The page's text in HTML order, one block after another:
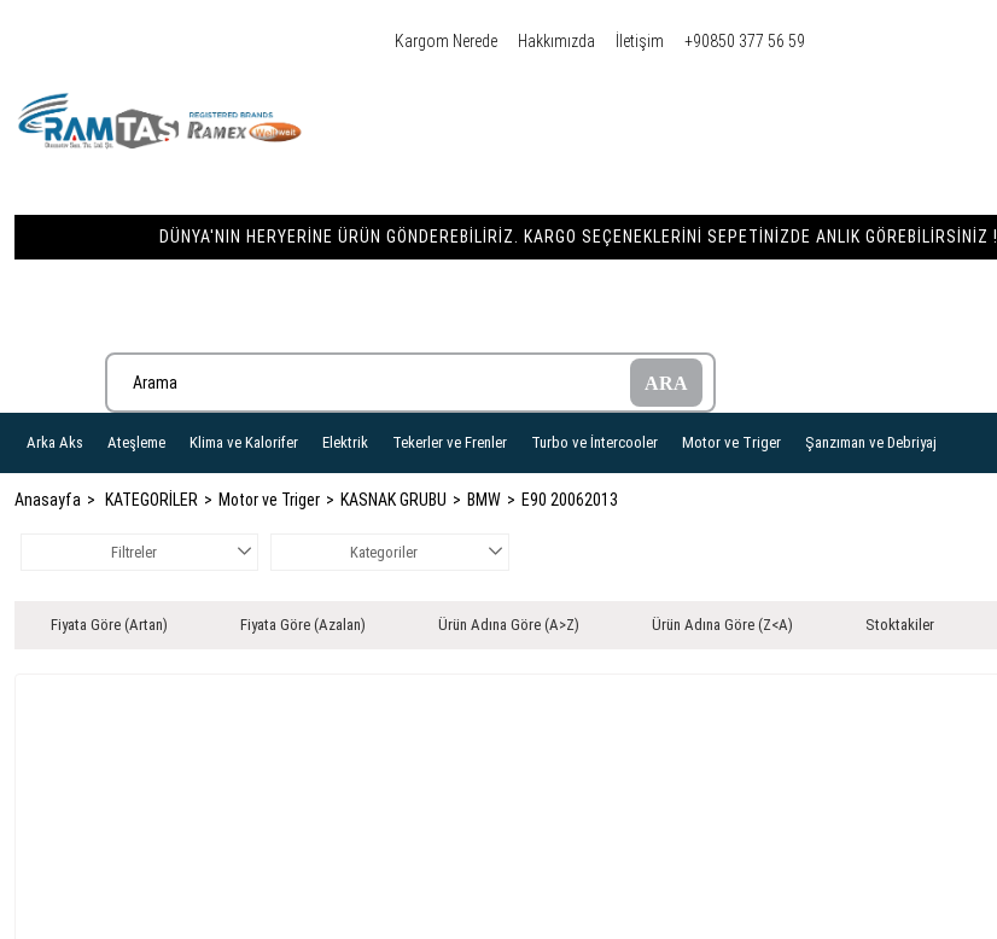
Kargom Nerede Hakkımızda İletişim +90850 377 56 59
DÜNYA'NIN HERYERINE ÜRÜN GÖNDEREBILIRIZ. KARGO SEÇENEKLERINI SEPETINIZDE ANLIK GÖREBILIRSINIZ !
Arka Aks Ateşleme Klima ve Kalorifer Elektrik Tekerler ve Frenler Turbo ve İntercooler Motor ve Triger Şanzıman ve Debriyaj
Anasayfa KATEGORİLER Motor ve Triger KASNAK GRUBU BMW E90 20062013
Filtreler Kategoriler
Fiyata Göre (Artan) Fiyata Göre (Azalan) Ürün Adına Göre (A>Z) Ürün Adına Göre (Z<A) Stoktakiler